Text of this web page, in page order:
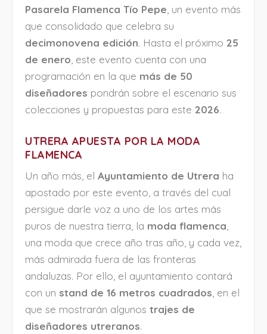
Pasarela Flamenca Tío Pepe , un evento más
que consolidado que celebra su
decimonovena edición. Hasta el próximo25
de enero , este evento cuenta con una
programación en la que más de 50
diseñadores pondrán sobre el escenario sus
colecciones y propuestas para este2026.
UTRERA APUESTA POR LA MODA
FLAMENCA
Un año más, elAyuntamiento de Utrera ha
apostado por este evento, a través del cual
persigue darle voz a uno de los artes más
puros de nuestra tierra, la moda flamenca
una moda que crece año tras año, y cada vez,
más admirada fuera de las fronteras
andaluzas. Por ello, el ayuntamiento contará
con unstand de 16 metros cuadrados , en el
que se mostrarán algunostrajes de
diseñadores utreranos.